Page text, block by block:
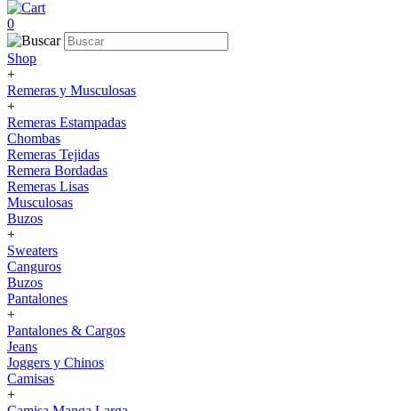
0
Shop
+
Remeras y Musculosas
+
Remeras Estampadas
Chombas
Remeras Tejidas
Remera Bordadas
Remeras Lisas
Musculosas
Buzos
+
Sweaters
Canguros
Buzos
Pantalones
+
Pantalones & Cargos
Jeans
Joggers y Chinos
Camisas
+